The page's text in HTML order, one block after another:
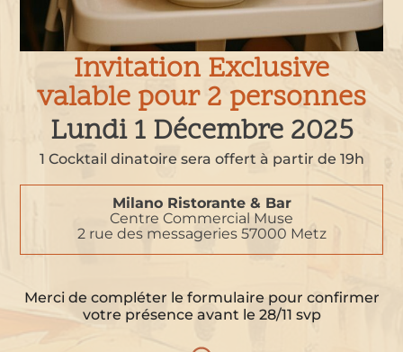
Invitation Exclusive
valable pour 2 personnes
Lundi 1 Décembre 2025
1 Cocktail dinatoire sera offert à partir de 19h
Milano Ristorante & Bar
Centre Commercial Muse
2 rue des messageries 57000 Metz
Merci de compléter le formulaire pour confirmer
votre présence avant le 28/11 svp